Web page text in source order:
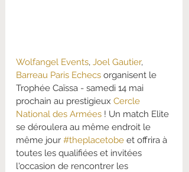
Wolfangel Events, Joel Gautier,
Barreau Paris Echecs organisent le
Trophée Caïssa - samedi 14 mai
prochain au prestigieux Cercle
National des Armées ! Un match Elite
se déroulera au même endroit le
même jour #theplacetobe et offrira à
toutes les qualifiées et invitées
l'occasion de rencontrer les